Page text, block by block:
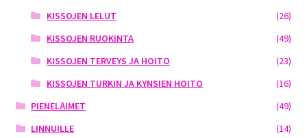
KISSOJEN LELUT
(26)
KISSOJEN RUOKINTA
(49)
KISSOJEN TERVEYS JA HOITO
(23)
KISSOJEN TURKIN JA KYNSIEN HOITO
(16)
PIENELÄIMET
(49)
LINNUILLE
(14)